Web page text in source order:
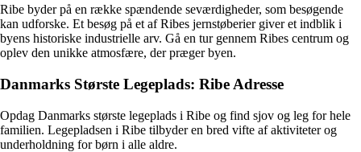
Ribe byder på en række spændende seværdigheder, som besøgende
kan udforske. Et besøg på et af Ribes jernstøberier giver et indblik i
byens historiske industrielle arv. Gå en tur gennem Ribes centrum og
oplev den unikke atmosfære, der præger byen.
Danmarks Største Legeplads: Ribe Adresse
Opdag Danmarks største legeplads i Ribe og find sjov og leg for hele
familien. Legepladsen i Ribe tilbyder en bred vifte af aktiviteter og
underholdning for børn i alle aldre.